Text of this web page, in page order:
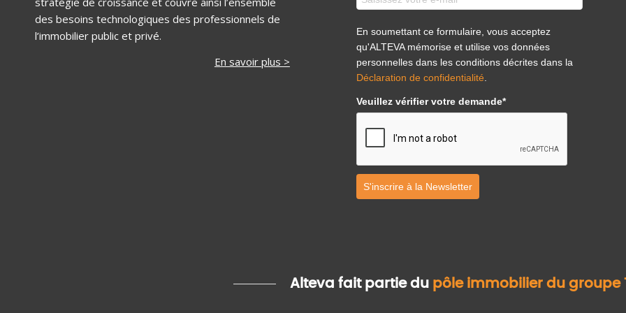
des besoins technologiques des professionnels de
l’immobilier public et privé.
En savoir plus >
En soumettant ce formulaire, vous acceptez
qu'ALTEVA mémorise et utilise vos données
personnelles dans les conditions décrites dans la
Déclaration de confidentialité
Veuillez vérifier votre demande*
S'inscrire à la Newsletter
Alteva fait partie du pôle immobilier du groupe